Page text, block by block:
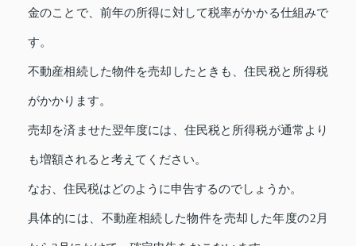
金のことで、前年の所得に対して税率がかかる仕組みで
す。
不動産相続した物件を売却したときも、住民税と所得税
がかかります。
売却を済ませた翌年度には、住民税と所得税が通常より
も増額されると考えてください。
なお、住民税はどのように申告するのでしょうか。
具体的には、不動産相続した物件を売却した年度の2月